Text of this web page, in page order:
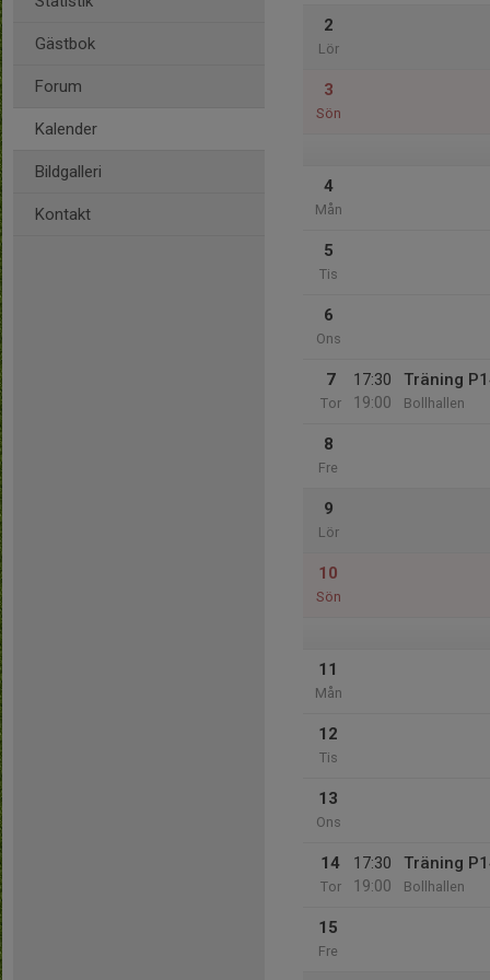
Gästbok
Forum
Kalender
Bildgalleri
Kontakt
2
Lör
3
Sön
4
Mån
5
Tis
6
Ons
7
Tor
17:30
19:00
Träning
Bollhallen
8
Fre
9
Lör
10
Sön
11
Mån
12
Tis
13
Ons
14
Tor
17:30
19:00
Träning
Bollhallen
15
Fre